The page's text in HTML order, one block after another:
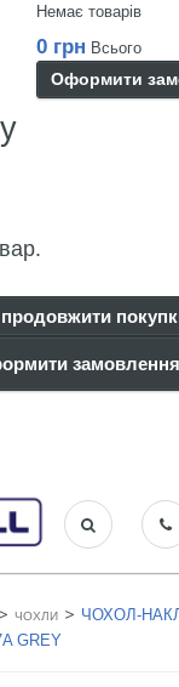
Немає товарів
0 грн Всього
Оформити
продовжити
замовлення
> ЧОХЛИ > ЧОХОЛ-
GREY